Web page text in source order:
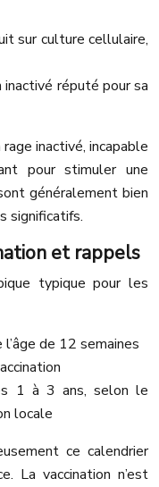
sur culture cellulaire,
inactivé réputé pour sa
inactivé, incapable
pour stimuler une
généralement bien
significatifs.
et rappels
typique pour les
de 12 semaines
1 à 3 ans, selon le
locale
ce calendrier
La vaccination n’est